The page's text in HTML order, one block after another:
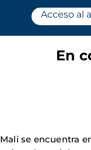
Acceso al
En
Mali se encuentra